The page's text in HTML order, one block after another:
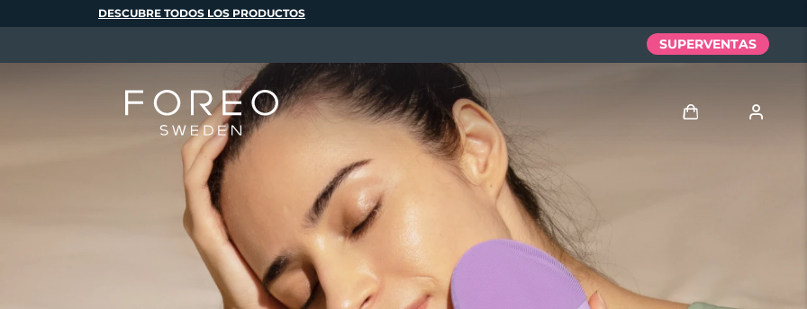
DESCUBRE TODOS LOS PRODUCTOS
SUPERVENTAS
Mis pedidos